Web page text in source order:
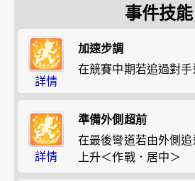
事件技能
詳情
加速步調
在競賽中期若追過對
詳情
準備外側超前
在最後彎道若由外側
上升＜作戰．居中＞